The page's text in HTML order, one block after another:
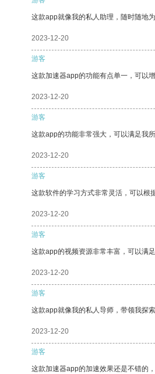
这款app就像我的私人助理，随时随地
2023-12-20
游客
这款加速器app的功能有点单一，可以
2023-12-20
游客
这款app的功能非常强大，可以满足我
2023-12-20
游客
这款软件的学习方式非常灵活，可以根
2023-12-20
游客
这款app的视频资源非常丰富，可以满
2023-12-20
游客
这款app就像我的私人导师，带领我探索
2023-12-20
游客
这款加速器app的加速效果还是不错的